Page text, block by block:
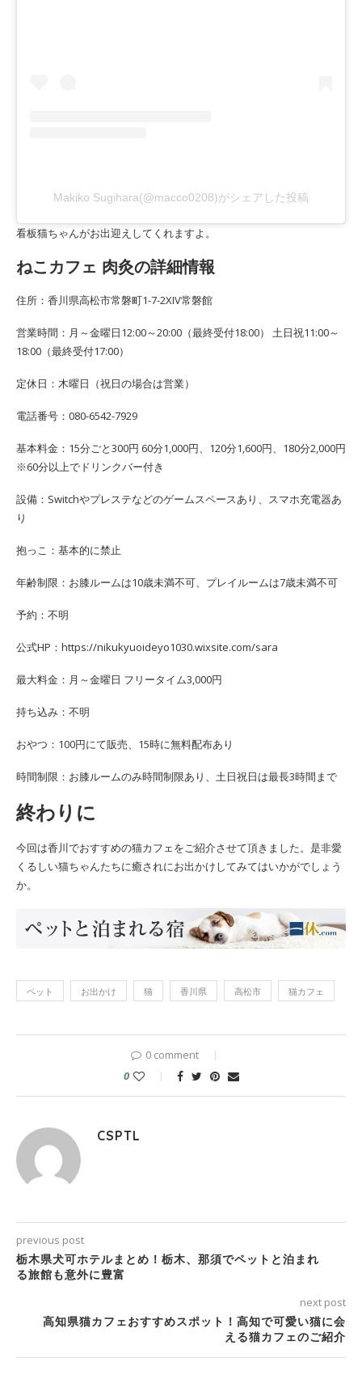
Makiko Sugihara(@macco0208)がシェアした投稿
看板猫ちゃんがお出迎えしてくれますよ。
ねこカフェ 肉灸の詳細情報
住所：香川県高松市常磐町1-7-2XIV常磐館
営業時間：月～金曜日12:00～20:00（最終受付18:00） 土日祝11:00～
18:00（最終受付17:00）
定休日：木曜日（祝日の場合は営業）
電話番号：080-6542-7929
基本料金：15分ごと300円 60分1,000円、120分1,600円、180分2,000円
※60分以上でドリンクバー付き
設備：Switchやプレステなどのゲームスペースあり、スマホ充電器あ
り
抱っこ：基本的に禁止
年齢制限：お膝ルームは10歳未満不可、プレイルームは7歳未満不可
予約：不明
公式HP：https://nikukyuoideyo1030.wixsite.com/sara
最大料金：月～金曜日 フリータイム3,000円
持ち込み：不明
おやつ：100円にて販売、15時に無料配布あり
時間制限：お膝ルームのみ時間制限あり、土日祝日は最長3時間まで
終わりに
今回は香川でおすすめの猫カフェをご紹介させて頂きました。是非愛
くるしい猫ちゃんたちに癒されにお出かけしてみてはいかがでしょう
か。
ペット お出かけ 猫 香川県 高松市 猫カフェ
0 comment
0
CSPTL
previous post
栃木県犬可ホテルまとめ！栃木、那須でペットと泊まれ
る旅館も意外に豊富
next post
高知県猫カフェおすすめスポット！高知で可愛い猫に会
える猫カフェのご紹介